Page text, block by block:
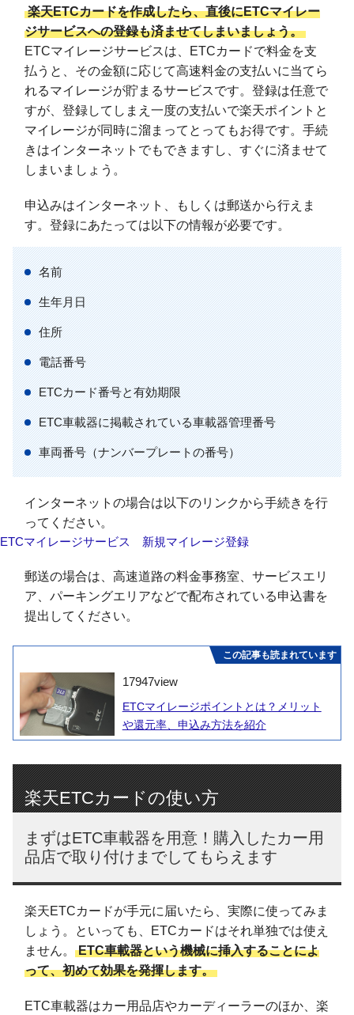
楽天ETCカードを作成したら、直後にETCマイレー
ジサービスへの登録も済ませてしまいましょう。
ETCマイレージサービスは、ETCカードで料金を支
払うと、その金額に応じて高速料金の支払いに当てら
れるマイレージが貯まるサービスです。登録は任意で
すが、登録してしまえ一度の支払いで楽天ポイントと
マイレージが同時に溜まってとってもお得です。手続
きはインターネットでもできますし、すぐに済ませて
しまいましょう。
申込みはインターネット、もしくは郵送から行えま
す。登録にあたっては以下の情報が必要です。
名前
生年月日
住所
電話番号
ETCカード番号と有効期限
ETC車載器に掲載されている車載器管理番号
車両番号（ナンバープレートの番号）
インターネットの場合は以下のリンクから手続きを行
ってください。
ETCマイレージサービス 新規マイレージ登録
郵送の場合は、高速道路の料金事務室、サービスエリ
ア、パーキングエリアなどで配布されている申込書を
提出してください。
この記事も読まれています
17947view
ETCマイレージポイントとは？メリット
や還元率、申込み方法を紹介
楽天ETCカードの使い方
まずはETC車載器を用意！購入したカー用
品店で取り付けまでしてもらえます
楽天ETCカードが手元に届いたら、実際に使ってみま
しょう。といっても、ETCカードはそれ単独では使え
ません。 ETC車載器という機械に挿入することによ
って、初めて効果を発揮します。
ETC車載器はカー用品店やカーディーラーのほか、楽